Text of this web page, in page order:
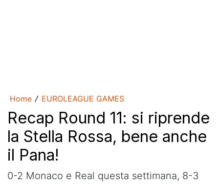
Home / EUROLEAGUE GAMES
Recap Round 11: si riprende
la Stella Rossa, bene anche
il Pana!
0-2 Monaco e Real questa settimana, 8-3